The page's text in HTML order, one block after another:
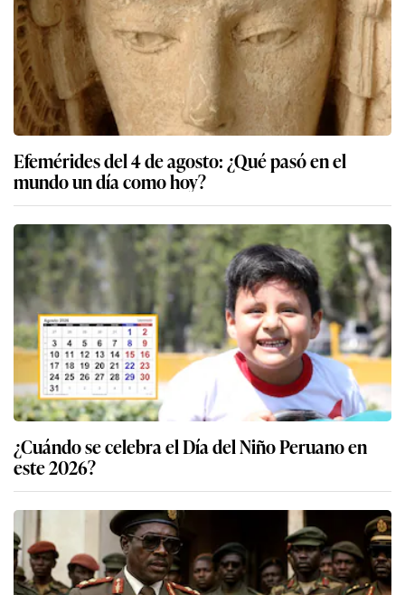
Efemérides del 4 de agosto: ¿Qué pasó en el
mundo un día como hoy?
¿Cuándo se celebra el Día del Niño Peruano en
este 2026?